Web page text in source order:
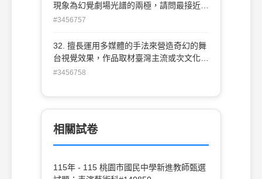
現象為幻覺劇場光譜的兩極，請問最接近
「超然」現象的為以下何種戲劇分類？ (A)
#3456757
32. 擅長運用多媒體的手法來營造奇幻的舞
台視覺效果，作品取材臺灣主流或次文化，
並推動《鈕扣計畫》，持續提供旅外優秀舞
蹈家？ (A) 姚淑芬 (B) 許芳宜 (C) 何曉玫
(D) 布拉瑞揚
#3456758
相關試卷
115年 - 115 桃園市國民中學新進教師甄選